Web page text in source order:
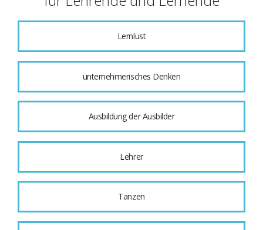
Lernlust
unternehmerisches Denken
Ausbildung der Ausbilder
Lehrer
Tanzen